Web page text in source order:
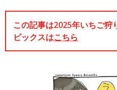
この記事は2025年いちご狩
ピックスはこちら